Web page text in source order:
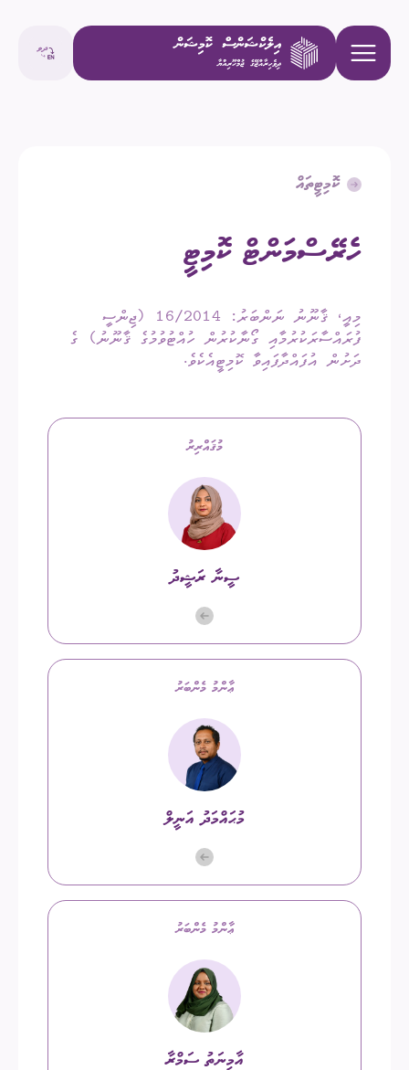
ކޮމިޓީތައް
ހެރޭސްމަންޓް ކޮމިޓީ
މިއީ، ޤާނޫނު ނަންބަރު: 16/2014 (ޖިންސީ
ފުރައްސާރަކުރުމާއި ގޯނާކުރުން ހުއްޓުވުމުގެ ޤާނޫނު) ގެ
ދަށުން އުފައްދާފައިވާ ކޮމިޓީއެކެވެ.
މުޤައްރިރު
ސީނާ ރަޝީދު
ޢާންމު މެންބަރު
މުޙައްމަދު އަނީލް
ޢާންމު މެންބަރު
އާމިނަތު ސަމްރާ